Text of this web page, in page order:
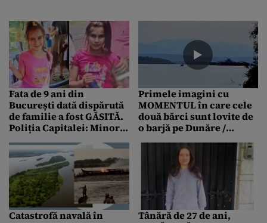
Fata de 9 ani din
București dată dispărută
de familie a fost GĂSITĂ.
Poliția Capitalei: Minora
pericol
Primele imagini cu
MOMENTUL în care cele
două bărci sunt lovite de
o barjă pe Dunăre /
persoane dispărute,
Catastrofă navală în
Tânără de 27 de ani,